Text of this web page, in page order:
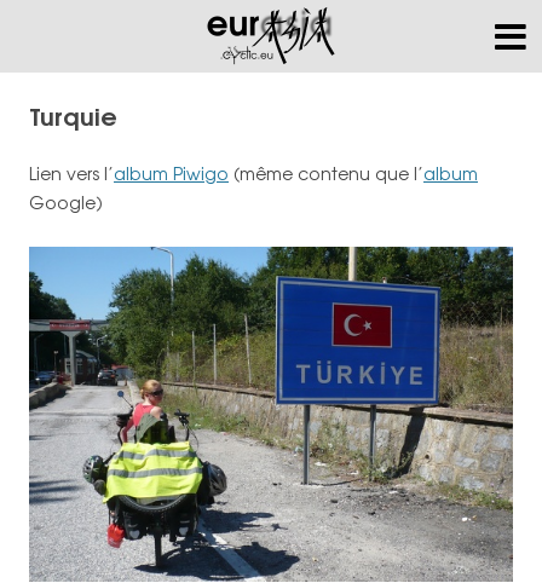
Turquie
Lien vers l’album Piwigo (même contenu que l’album
Google)